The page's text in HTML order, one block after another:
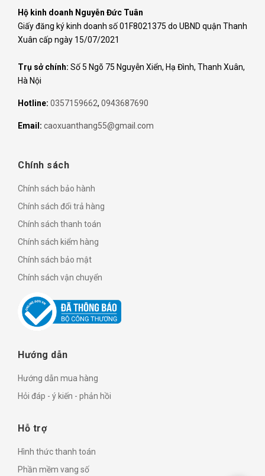
Hộ kinh doanh Nguyễn Đức Tuân
Giấy đăng ký kinh doanh số 01F8021375 do UBND quận Thanh
Xuân cấp ngày 15/07/2021
Trụ sở chính: Số 5 Ngõ 75 Nguyễn Xiển, Hạ Đình, Thanh Xuân,
Hà Nội
Hotline: 0357159662, 0943687690
Email: caoxuanthang55@gmail.com
Chính sách
Chính sách bảo hành
Chính sách đổi trả hàng
Chính sách thanh toán
Chính sách kiểm hàng
Chính sách bảo mật
Chính sách vận chuyển
Hướng dẫn
Hướng dẫn mua hàng
Hỏi đáp - ý kiến - phản hồi
Hỗ trợ
Hình thức thanh toán
Phần mềm vang số